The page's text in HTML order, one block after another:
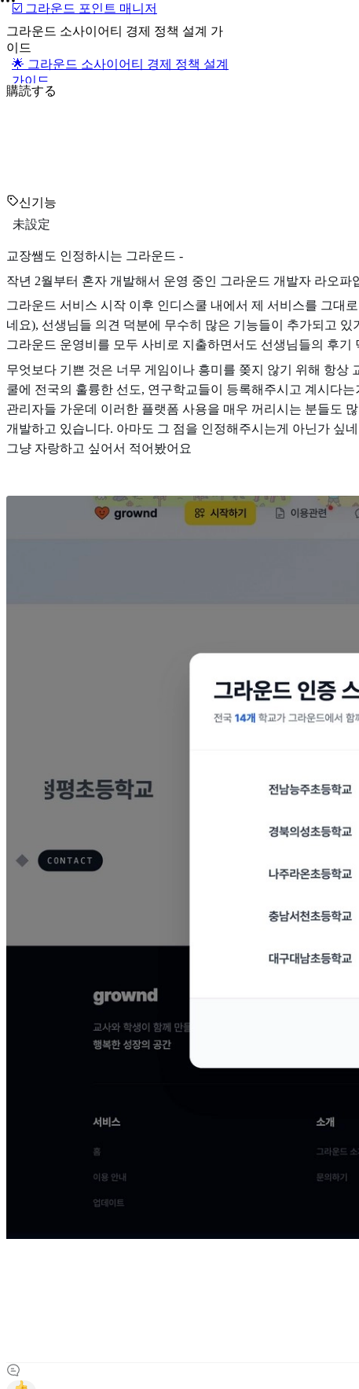
☑️ 그라운드 포인트 매니저
그라운드 소사이어티 경제 정책 설계 가
이드
🌟 그라운드 소사이어티 경제 정책 설계
가이드
購読する
신기능
未設定
교장쌤도 인정하시는 그라운드 -
작년 2월부터 혼자 개발해서 운영 중인 그라운드 개발자 라오파
그라운드 서비스 시작 이후 인디스쿨 내에서 제 서비스를 그대
네요), 선생님들 의견 덕분에 무수히 많은 기능들이 추가되고
그라운드 운영비를 모두 사비로 지출하면서도 선생님들의 후
무엇보다 기쁜 것은 너무 게임이나 흥미를 쫒지 않기 위해 항
쿨에 전국의 훌륭한 선도, 연구학교들이 등록해주시고 계시다는
관리자들 가운데 이러한 플랫폼 사용을 매우 꺼리시는 분들도
개발하고 있습니다. 아마도 그 점을 인정해주시는게 아닌가 싶
그냥 자랑하고 싶어서 적어봤어요